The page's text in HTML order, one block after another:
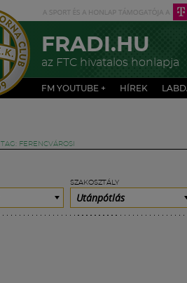
FRADI.HU
az FTC hivatalos honlapja
FM YOUTUBE + HÍREK
TAG: FERENCVÁROSI
SZAKOSZTÁLY
Utánpótlás